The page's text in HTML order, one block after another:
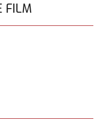
FILM